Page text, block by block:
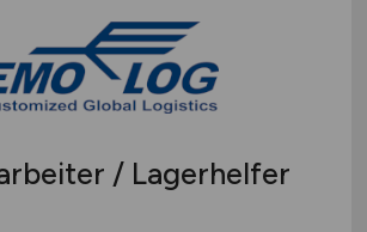
/ Lagerhelfer